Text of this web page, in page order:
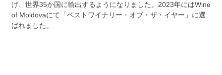
げ、世界35か国に輸出するようになりました。2023年にはWine
of Moldovaにて「ベストワイナリー・オブ・ザ・イヤー」に選
ばれました。